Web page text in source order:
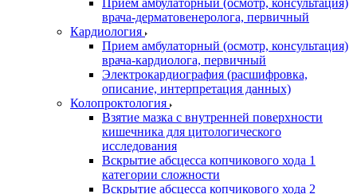
Прием амбулаторный (осмотр, консультация)
врача-дерматовенеролога, первичный
Кардиология
Прием амбулаторный (осмотр, консультация)
врача-кардиолога, первичный
Электрокардиография (расшифровка,
описание, интерпретация данных)
Колопроктология
Взятие мазка с внутренней поверхности
кишечника для цитологического
исследования
Вскрытие абсцесса копчикового хода 1
категории сложности
Вскрытие абсцесса копчикового хода 2